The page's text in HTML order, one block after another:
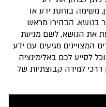
משימה בוחנת ידע או
בנושא. הבהירו מראש
את הנושא, לשם מניעת
המצויינים מגיעים עם ידע
לסייע לכם באלימינציה
דרכי למידה קבוצתיות של